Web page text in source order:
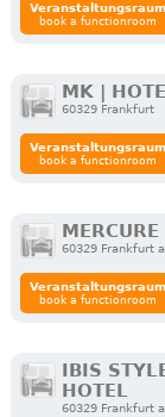
Veranstaltungsraum
book a functionroom
MK |
60329 Frankfurt
Veranstaltungsraum
book a functionroom
60329 Frankfurt
Veranstaltungsraum
book a functionroom
IBIS
HOTEL
60329 Frankfurt